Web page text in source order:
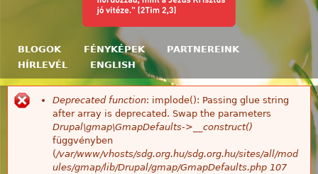
BLOGOK FÉNYKÉPEK
PARTNEREINK
HÍRLEVÉL
ENGLISH
Hibaüzenet
Deprecated function: implode(): Passing glue string
after array is deprecated. Swap the parameters
Drupal\gmap\GmapDefaults->__construct()
függvényben
(/var/www/vhosts/sdg.org.hu/sdg.org.hu/sites/all/mod
ules/gmap/lib/Drupal/gmap/GmapDefaults.php 107